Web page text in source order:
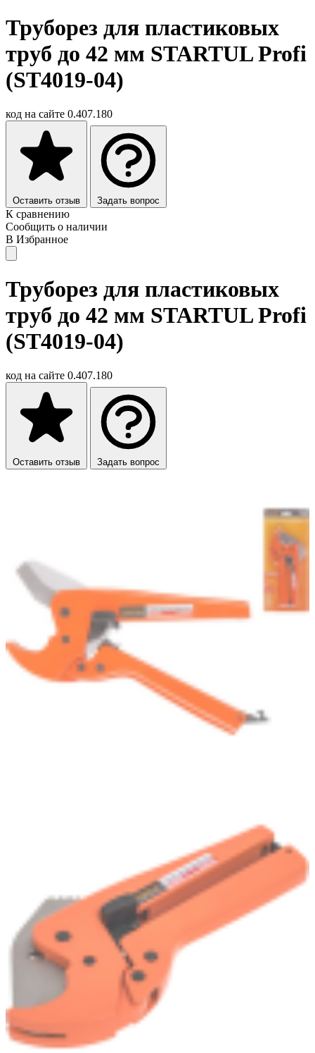
Труборез для пластиковых
труб до 42 мм STARTUL Profi
(ST4019-04)
код на сайте 0.407.180
Оставить отзыв Задать вопрос
К сравнению
Сообщить о наличии
В Избранное
Труборез для пластиковых
труб до 42 мм STARTUL Profi
(ST4019-04)
код на сайте 0.407.180
Оставить отзыв Задать вопрос